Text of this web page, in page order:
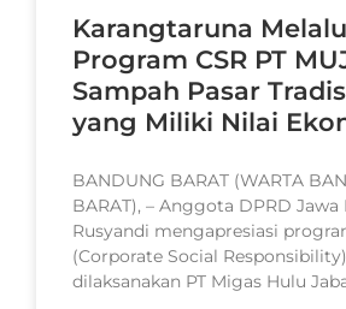
Karangtaruna
Program CSR PT
Sampah Pasar
yang Miliki Nilai
BANDUNG BARAT (WARTA
BARAT), – Anggota DPRD Jawa
Rusyandi mengapresiasi
(Corporate Social
dilaksanakan PT Migas Hulu